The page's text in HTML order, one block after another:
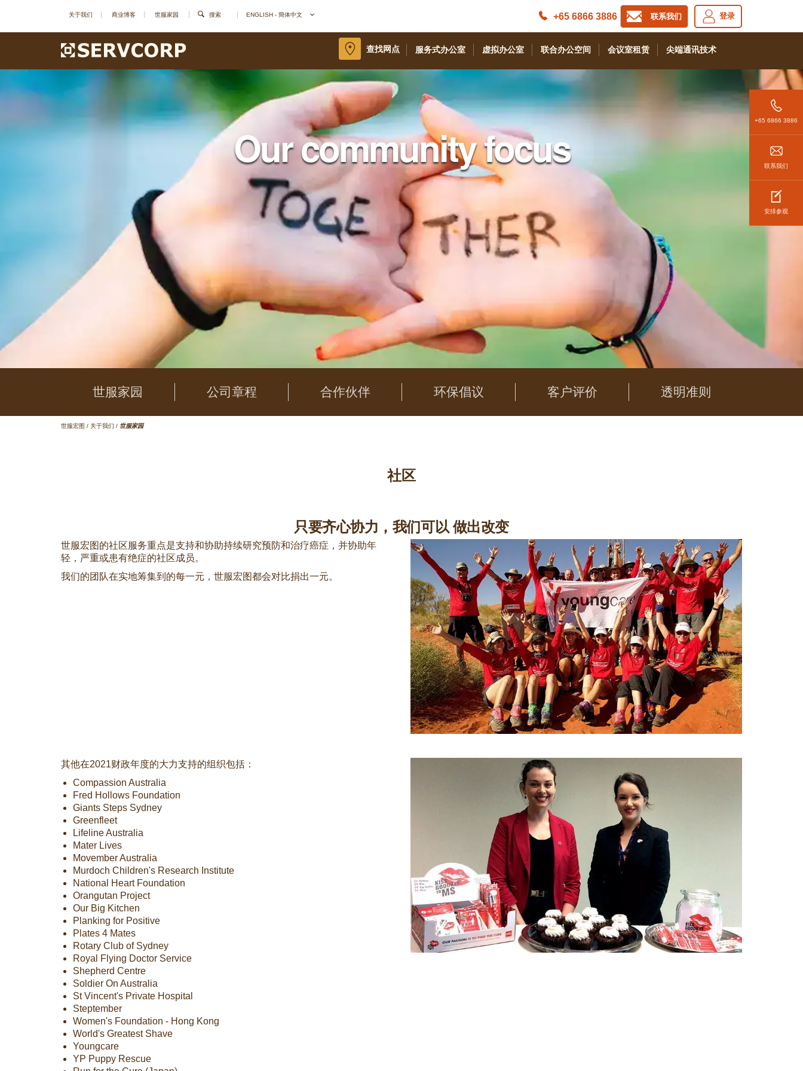
关于我们 商业博客 世服家园 搜索 ENGLISH - 簡体中文 登录
联系我们
+65 6866 3886
服务式办公室 虚拟办公室 联合办公空间 会议室租赁 尖端通讯技术
查找网点
+65 6866 3886
联系我们
安排参观
Our community focus
世服家园 公司章程 合作伙伴 环保倡议 客户评价 透明准则
世服宏图 / 关于我们 / 世服家园
社区
只要齐心协力，我们可以 做出改变
世服宏图的社区服务重点是支持和协助持续研究预防和治疗癌症，并协助年
轻，严重或患有绝症的社区成员。
我们的团队在实地筹集到的每一元，世服宏图都会对比捐出一元。
其他在2021财政年度的大力支持的组织包括：
Compassion Australia
Fred Hollows Foundation
Giants Steps Sydney
Greenfleet
Lifeline Australia
Mater Lives
Movember Australia
Murdoch Children's Research Institute
National Heart Foundation
Orangutan Project
Our Big Kitchen
Planking for Positive
Plates 4 Mates
Rotary Club of Sydney
Royal Flying Doctor Service
Shepherd Centre
Soldier On Australia
St Vincent's Private Hospital
Steptember
Women's Foundation - Hong Kong
World's Greatest Shave
Youngcare
YP Puppy Rescue